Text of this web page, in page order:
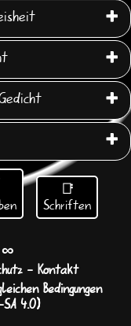
📑
Schriften
∞
- Kontakt
Bedingungen
4.0)